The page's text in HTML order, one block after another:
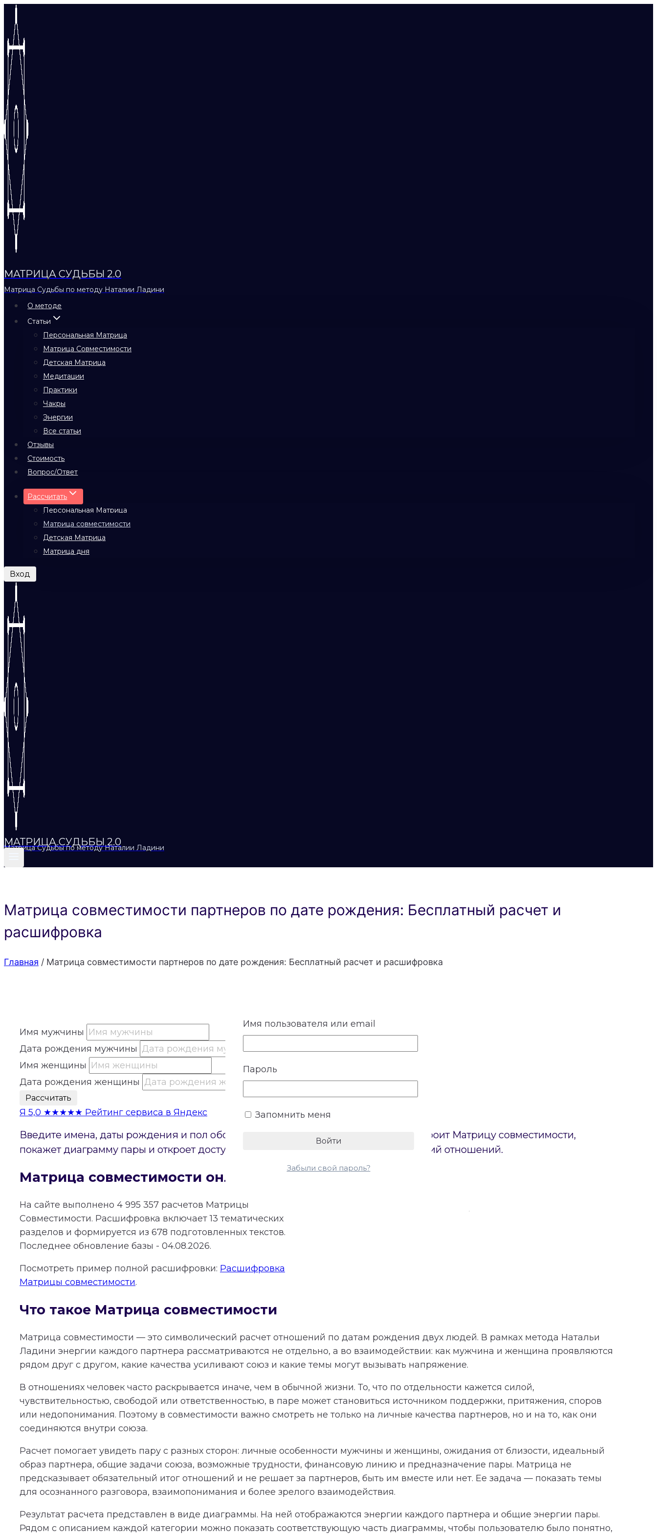
Перейти
содержимому
МАТРИЦА СУДЬБЫ 2.0
Матрица Судьбы по методу Наталии Ладини
О методе
Статьи
Персональная Матрица
Матрица Совместимости
Детская Матрица
Медитации
Практики
Чакры
Энергии
Все статьи
Отзывы
Стоимость
Вопрос/Ответ
Рассчитать
Персональная Матрица
Матрица совместимости
Детская Матрица
Матрица дня
Вход
МАТРИЦА СУДЬБЫ 2.0
Матрица Судьбы по методу Наталии Ладини
Матрица совместимости партнеров по дате рождения: Бесплатный расчет и
расшифровка
Главная / Матрица совместимости партнеров по дате рождения: Бесплатный расчет и расшифровка
Имя мужчины
Дата рождения мужчины
Имя женщины
Дата рождения женщины
Рассчитать
Я 5,0 ★★★★★ Рейтинг сервиса в Яндекс
Введите имена, даты рождения и пол обоих партнеров. Онлайн-калькулятор построит Матрицу совместимости,
покажет диаграмму пары и откроет доступ к бесплатному расчету основных энергий отношений.
Матрица совместимости онлайн
На сайте выполнено 4 995 357 расчетов Матрицы
Совместимости. Расшифровка включает13 тематических
разделов и формируется из 678 подготовленных текстов.
Последнее обновление базы - 04.08.2026.
Посмотреть пример полной расшифровки: Расшифровка
Матрицы совместимости.
Что такое Матрица совместимости
Матрица совместимости — это символический расчет отношений по датам рождения двух людей. В рамках метода Натальи
Ладини энергии каждого партнера рассматриваются не отдельно, а во взаимодействии: как мужчина и женщина проявляются
рядом друг с другом, какие качества усиливают союз и какие темы могут вызывать напряжение.
В отношениях человек часто раскрывается иначе, чем в обычной жизни. То, что по отдельности кажется силой,
чувствительностью, свободой или ответственностью, в паре может становиться источником поддержки, притяжения, споров
или недопонимания. Поэтому в совместимости важно смотреть не только на личные качества партнеров, но и на то, как они
соединяются внутри союза.
Расчет помогает увидеть пару с разных сторон: личные особенности мужчины и женщины, ожидания от близости, идеальный
образ партнера, общие задачи союза, возможные трудности, финансовую линию и предназначение пары. Матрица не
предсказывает обязательный итог отношений и не решает за партнеров, быть им вместе или нет. Ее задача — показать темы
для осознанного разговора, взаимопонимания и более зрелого взаимодействия.
Результат расчета представлен в виде диаграммы. На ней отображаются энергии каждого партнера и общие энергии пары.
Рядом с описанием каждой категории можно показать соответствующую часть диаграммы, чтобы пользователю было понятно,
Имя пользователя или email
Пароль
Запомнить меня
Забыли свой пароль?